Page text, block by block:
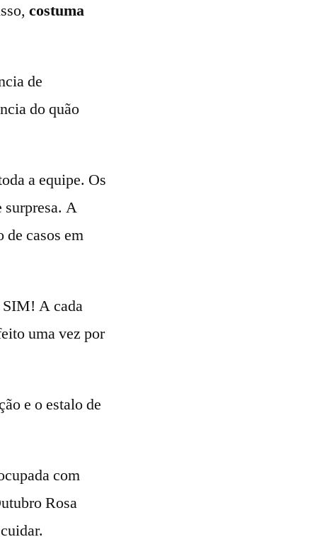
costuma
de
do quão
a equipe. Os
surpresa. A
de casos em
A cada
uma vez por
e o estalo de
com
Rosa